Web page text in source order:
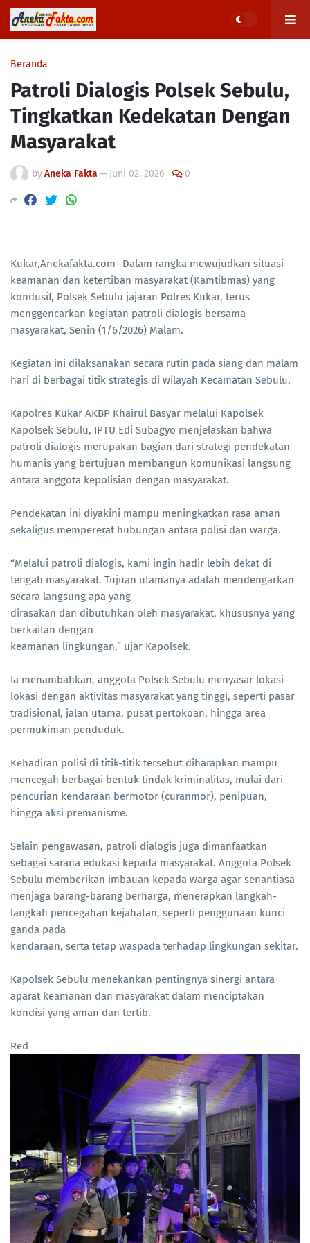
Beranda
Patroli Dialogis Polsek Sebulu,
Tingkatkan Kedekatan Dengan
Masyarakat
byAneka Fakta — Juni 02, 2026 0
Kukar,Anekafakta.com- Dalam rangka mewujudkan situasi
keamanan dan ketertiban masyarakat (Kamtibmas) yang
kondusif, Polsek Sebulu jajaran Polres Kukar, terus
menggencarkan kegiatan patroli dialogis bersama
masyarakat, Senin (1/6/2026) Malam.
Kegiatan ini dilaksanakan secara rutin pada siang dan malam
hari di berbagai titik strategis di wilayah Kecamatan Sebulu.
Kapolres Kukar AKBP Khairul Basyar melalui Kapolsek
Kapolsek Sebulu, IPTU Edi Subagyo menjelaskan bahwa
patroli dialogis merupakan bagian dari strategi pendekatan
humanis yang bertujuan membangun komunikasi langsung
antara anggota kepolisian dengan masyarakat.
Pendekatan ini diyakini mampu meningkatkan rasa aman
sekaligus mempererat hubungan antara polisi dan warga.
“Melalui patroli dialogis, kami ingin hadir lebih dekat di
tengah masyarakat. Tujuan utamanya adalah mendengarkan
secara langsung apa yang
dirasakan dan dibutuhkan oleh masyarakat, khususnya yang
berkaitan dengan
keamanan lingkungan,” ujar Kapolsek.
Ia menambahkan, anggota Polsek Sebulu menyasar lokasi-
lokasi dengan aktivitas masyarakat yang tinggi, seperti pasar
tradisional, jalan utama, pusat pertokoan, hingga area
permukiman penduduk.
Kehadiran polisi di titik-titik tersebut diharapkan mampu
mencegah berbagai bentuk tindak kriminalitas, mulai dari
pencurian kendaraan bermotor (curanmor), penipuan,
hingga aksi premanisme.
Selain pengawasan, patroli dialogis juga dimanfaatkan
sebagai sarana edukasi kepada masyarakat. Anggota Polsek
Sebulu memberikan imbauan kepada warga agar senantiasa
menjaga barang-barang berharga, menerapkan langkah-
langkah pencegahan kejahatan, seperti penggunaan kunci
ganda pada
kendaraan, serta tetap waspada terhadap lingkungan sekitar.
Kapolsek Sebulu menekankan pentingnya sinergi antara
aparat keamanan dan masyarakat dalam menciptakan
kondisi yang aman dan tertib.
Red